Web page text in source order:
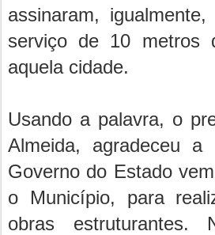
assinaram,
serviço de 10 metros
aquela cidade.
Usando a palavra, o
Almeida, agradeceu
Governo do Estado
o Município, para
obras estruturantes.